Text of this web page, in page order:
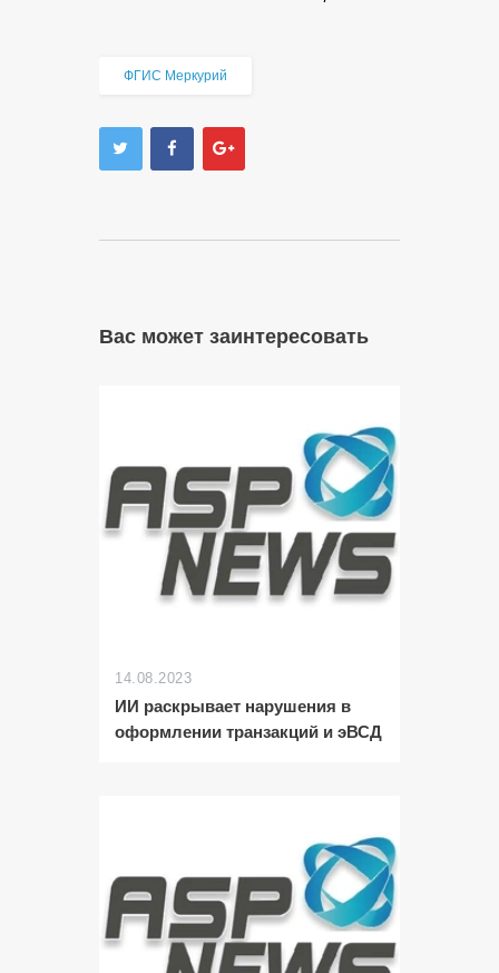
ФГИС Меркурий
Вас может заинтересовать
14.08.2023
ИИ раскрывает нарушения в
оформлении транзакций и эВСД